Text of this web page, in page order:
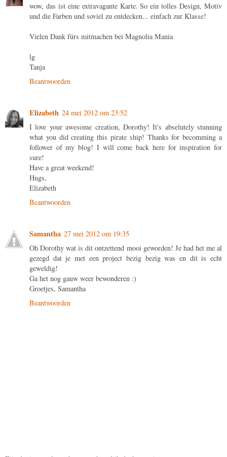
wow, das ist eine extravagante Karte. So ein tolles Design, Motiv
und die Farben und soviel zu entdecken... einfach zur Klasse!
Vielen Dank fürs mitmachen bei Magnolia Mania
lg
Tanja
Beantwoorden
Elizabeth 24 mei 2012 om 23:52
I love your awesome creation, Dorothy! It's abselutely stunning
what you did creating this pirate ship! Thanks for becomming a
follower of my blog! I will come back here for inspiration for
sure!
Have a great weekend!
Hugs,
Elizabeth
Beantwoorden
Samantha 27 mei 2012 om 19:35
Oh Dorothy wat is dit ontzettend mooi geworden! Je had het me al
gezegd dat je met een project bezig bezig was en dit is echt
geweldig!
Ga het nog gauw weer bewonderen :)
Groetjes, Samantha
Beantwoorden